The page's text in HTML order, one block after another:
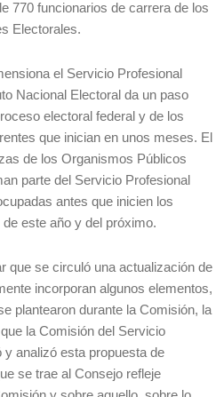
770 funcionarios de carrera de los
Electorales.
el Servicio Profesional
Nacional Electoral da un paso
electoral federal y de los
que inician en unos meses. El
de los Organismos Públicos
parte del Servicio Profesional
antes que inicien los
este año y del próximo.
que se circuló una actualización de
incorporan algunos elementos,
plantearon durante la Comisión, la
la Comisión del Servicio
analizó esta propuesta de
se trae al Consejo refleje